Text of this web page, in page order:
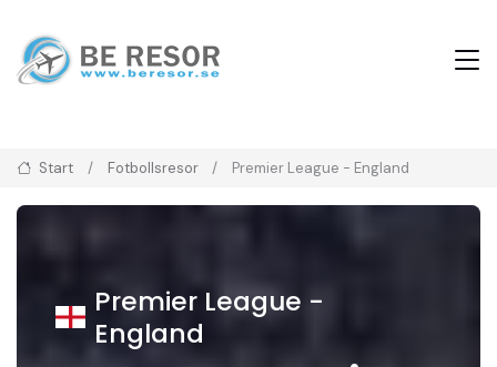
Start Fotbollsresor Premier League - England
Premier League -
England